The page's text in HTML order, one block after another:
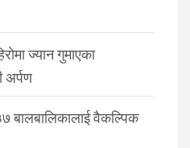
ज्यान गुमाएका
अर्पण
बालबालिकालाई वैकल्पिक